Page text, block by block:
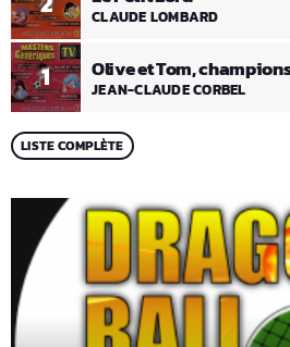
1 Olive et Tom,
JEAN-CLAUDE CORBEL
CLAUDE LOMBARD
LISTE COMPLÈTE